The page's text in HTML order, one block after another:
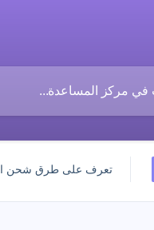
تعرف على طرق شحن